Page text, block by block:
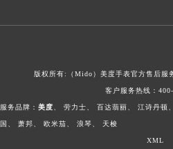
版权所有:（Mido） 美度手表官方售后服
客户服务热线：
服务品牌： 美度 劳力士 百达翡丽 江诗丹顿
国 萧邦 欧米茄 浪琴 天梭
XML